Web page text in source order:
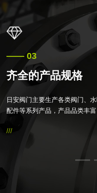
—— 03
齐全的产品规格
日安阀门主要生产各类阀门、
配件等系列产品，产品品类丰
///